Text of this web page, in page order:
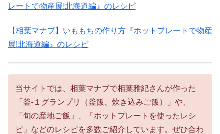
レートで物産展!北海道編』のレシピ
【相葉マナブ】いももちの作り方『ホットプレートで物産
展!北海道編』のレシピ
当サイトでは、相葉マナブで相葉雅紀さんが作った
「釜-１グランプリ（釜飯、炊き込みご飯）」や、
「旬の産地ご飯」、「ホットプレートを使ったレシ
ピ」などのレシピを多数ご紹介しています。ぜひ合わ